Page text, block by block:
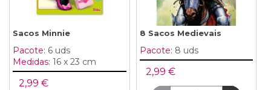
Sacos Minnie
Pacote: 6 uds
Medidas: 16 x 23 cm
2,99 €
8 Sacos Medievais
Pacote: 8 uds
2,99 €